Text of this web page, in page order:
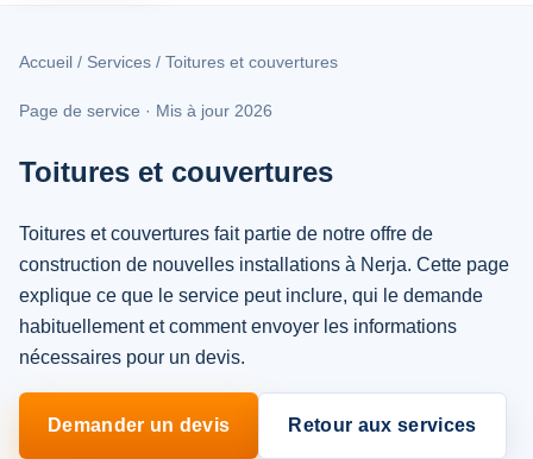
Accueil / Services / Toitures et couvertures
Page de service · Mis à jour 2026
Toitures et couvertures
Toitures et couvertures fait partie de notre offre de
construction de nouvelles installations à Nerja. Cette page
explique ce que le service peut inclure, qui le demande
habituellement et comment envoyer les informations
nécessaires pour un devis.
Demander un devis Retour aux services